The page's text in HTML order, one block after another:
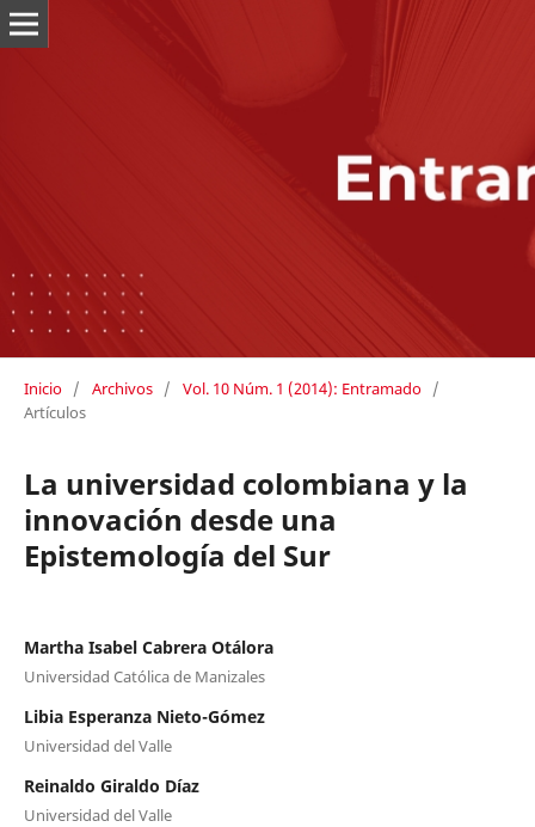
Inicio / Archivos / Vol. 10 Núm. 1 (2014): Entramado /
Artículos
La universidad colombiana y la
innovación desde una
Epistemología del Sur
Martha Isabel Cabrera Otálora
Universidad Católica de Manizales
Libia Esperanza Nieto-Gómez
Universidad del Valle
Reinaldo Giraldo Díaz
Universidad del Valle